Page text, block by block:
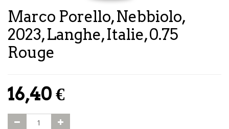
Marco Porello, Nebbiolo,
2023, Langhe, Italie, 0.75
Rouge
16,40€